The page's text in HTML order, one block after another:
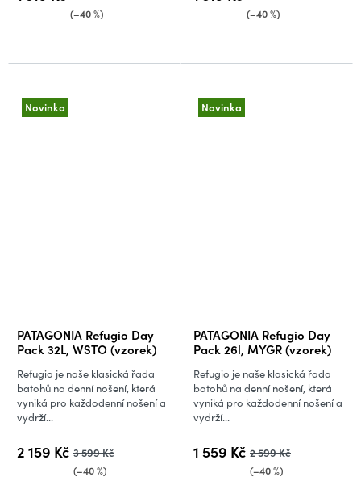
(–40 %) (–40 %)
Novinka
PATAGONIA Refugio Day
Pack 32L, WSTO (vzorek)
2 159 Kč 3 599 Kč
(–40 %)
Refugio je naše klasická řada
batohů na denní nošení, která
vyniká pro každodenní nošení a
vydrží...
Novinka
PATAGONIA Refugio Day
Pack 26l, MYGR (vzorek)
1 559 Kč 2 599 Kč
(–40 %)
Refugio je naše klasická řada
batohů na denní nošení, která
vyniká pro každodenní nošení a
vydrží...